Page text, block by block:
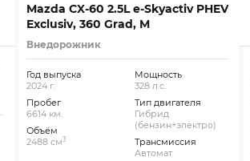
Mazda CX-60 2.5L e-Skyactiv PHEV
Exclusiv, 360 Grad, M
Внедорожник
Год выпуска
2024 г.
Пробег
6614 км.
Объём
2488 см3
Мощность
328 л.с.
Тип двигателя
Гибрид
(бензин+электро)
Трансмиссия
Автомат